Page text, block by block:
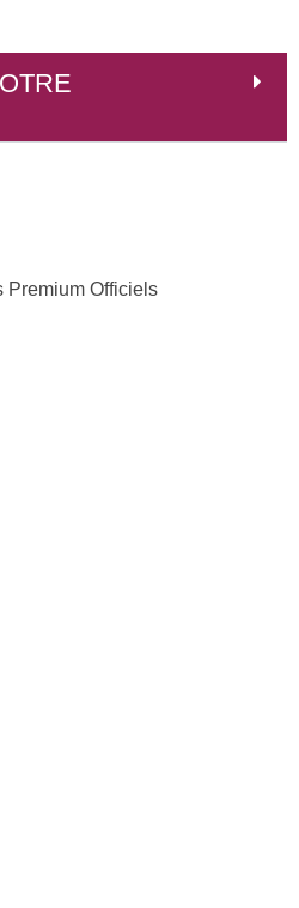
Premium Officiels